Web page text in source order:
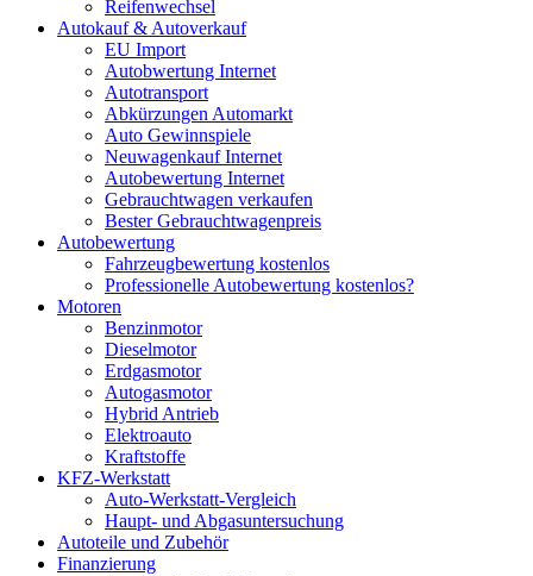
Reifenwechsel
Autokauf & Autoverkauf
EU Import
Autobwertung Internet
Autotransport
Abkürzungen Automarkt
Auto Gewinnspiele
Neuwagenkauf Internet
Autobewertung Internet
Gebrauchtwagen verkaufen
Bester Gebrauchtwagenpreis
Autobewertung
Fahrzeugbewertung kostenlos
Professionelle Autobewertung kostenlos?
Motoren
Benzinmotor
Dieselmotor
Erdgasmotor
Autogasmotor
Hybrid Antrieb
Elektroauto
Kraftstoffe
KFZ-Werkstatt
Auto-Werkstatt-Vergleich
Haupt- und Abgasuntersuchung
Autoteile und Zubehör
Finanzierung